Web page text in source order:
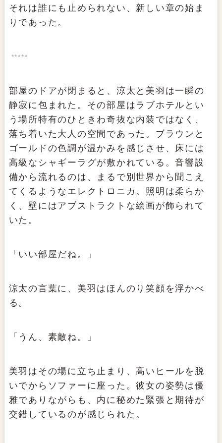
それは誰にも止められない、新しい章の始ま
りであった。
部屋のドアが閉まると、涼太と美羽は一瞬の
静寂に包まれた。その部屋はラブホテルとい
う場所特有のひときわ奇抜な内装ではなく、
落ち着いた大人の空間であった。ブラウンと
ゴールドの色調が温かみを感じさせ、床には
高級なシャギーラグが敷かれている。音響設
備から流れるのは、まるで別世界から聞こえ
てくるようなエレクトロニカ。照明は柔らか
く、壁にはアブストラクトな絵画が飾られて
いた。
「いい部屋だね。」
涼太の言葉に、美羽はほんのり笑顔を浮かべ
る。
「うん、素敵ね。」
美羽はその場に立ち止まり、高いヒールを脱
いでからソファーに座った。彼女の姿勢は優
雅でありながらも、内に秘めた緊張と期待が
交錯しているのが感じられた。